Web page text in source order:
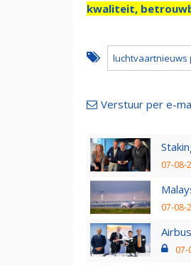
kwaliteit,
luchtvaartnieuws
Verstuur per e-
07-08-
07-08-
07-